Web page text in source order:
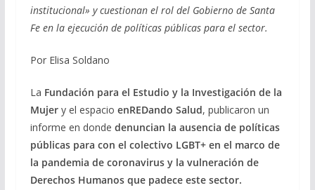
institucional» y cuestionan el rol del Gobierno de Santa
Fe en la ejecución de políticas públicas para el sector.
Por Elisa Soldano
La Fundación para el Estudio y la Investigación de la
Mujery el espacio enREDando Salud, publicaron un
informe en donde denuncian la ausencia de políticas
públicas para con el colectivo LGBT+ en el marco de
la pandemia de coronavirus y la vulneración de
Derechos Humanos que padece este sector.